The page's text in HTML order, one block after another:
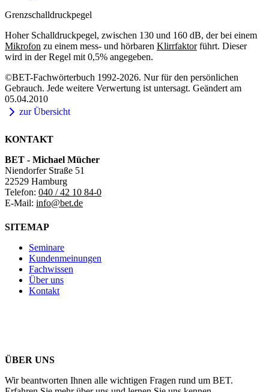
Grenzschalldruckpegel
Hoher Schalldruckpegel, zwischen 130 und 160 dB, der bei einem
Mikrofon zu einem mess- und hörbaren Klirrfaktorführt. Dieser
wird in der Regel mit 0,5% angegeben.
©BET-Fachwörterbuch 1992-2026. Nur für den persönlichen
Gebrauch. Jede weitere Verwertung ist untersagt. Geändert am
05.04.2010
zur Übersicht
KONTAKT
BET - Michael Mücher
Niendorfer Straße 51
22529 Hamburg
Telefon: 040 / 42 10 84-0
E-Mail: info@bet.de
SITEMAP
Seminare
Kundenmeinungen
Fachwissen
Über uns
Kontakt
ÜBER UNS
Wir beantworten Ihnen alle wichtigen Fragen rund um BET.